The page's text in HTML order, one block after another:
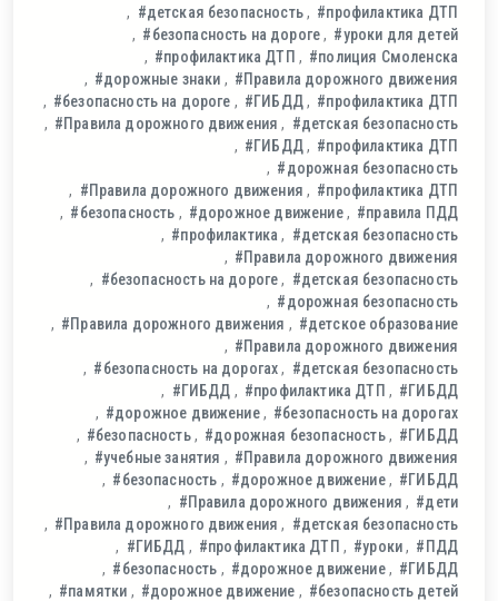
#детская безопасность
#профилактика ДТП
#безопасность на дороге
#уроки для детей
#профилактика ДТП
#полиция Смоленска
#дорожные знаки
#Правила дорожного движения
#безопасность на дороге
#ГИБДД
#профилактика ДТП
#Правила дорожного движения
#детская безопасность
#ГИБДД
#профилактика ДТП
#дорожная безопасность
#Правила дорожного движения
#профилактика ДТП
#безопасность
#дорожное движение
#правила ПДД
#профилактика
#детская безопасность
#Правила дорожного движения
#безопасность на дороге
#детская безопасность
#дорожная безопасность
#Правила дорожного движения
#детское образование
#Правила дорожного движения
#безопасность на дорогах
#детская безопасность
#ГИБДД
#профилактика ДТП
#ГИБДД
#дорожное движение
#безопасность на дорогах
#безопасность
#дорожная безопасность
#ГИБДД
#учебные занятия
#Правила дорожного движения
#безопасность
#дорожное движение
#ГИБДД
#Правила дорожного движения
#дети
#Правила дорожного движения
#детская безопасность
#ГИБДД
#профилактика ДТП #уроки
#ПДД
#безопасность
#дорожное движение
#ГИБДД
#памятки
#дорожное движение
#безопасность детей